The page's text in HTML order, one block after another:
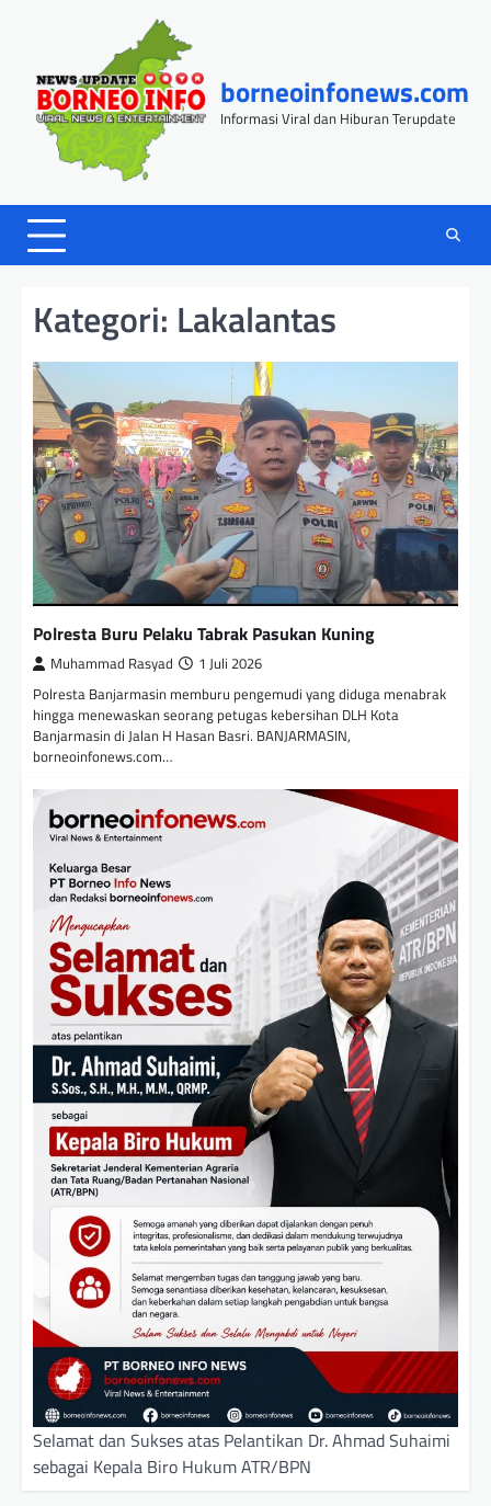
borneoinfonews.com
Informasi Viral dan Hiburan Terupdate
Kategori: Lakalantas
Polresta Buru Pelaku Tabrak Pasukan Kuning
Muhammad Rasyad 1 Juli 2026
Polresta Banjarmasin memburu pengemudi yang diduga menabrak
hingga menewaskan seorang petugas kebersihan DLH Kota
Banjarmasin di Jalan H Hasan Basri. BANJARMASIN,
borneoinfonews.com…
Selamat dan Sukses atas Pelantikan Dr. Ahmad Suhaimi
sebagai Kepala Biro Hukum ATR/BPN